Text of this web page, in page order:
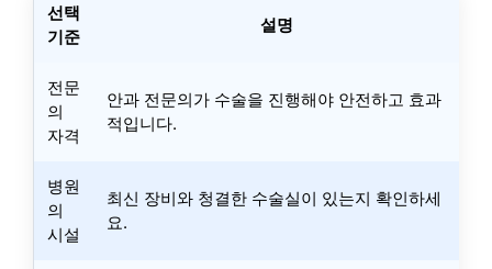
선택
기준
설명
전문
의
자격
안과 전문의가 수술을 진행해야 안전하고 효과
적입니다.
병원
의
시설
최신 장비와 청결한 수술실이 있는지 확인하세
요.